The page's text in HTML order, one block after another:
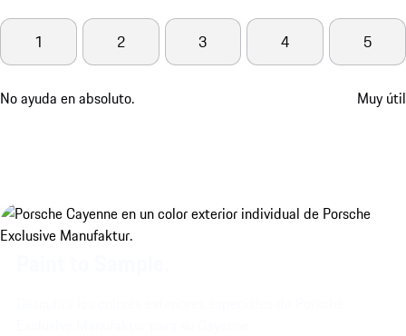
No ayuda en absoluto.
1 2 3 4 5
Muy útil